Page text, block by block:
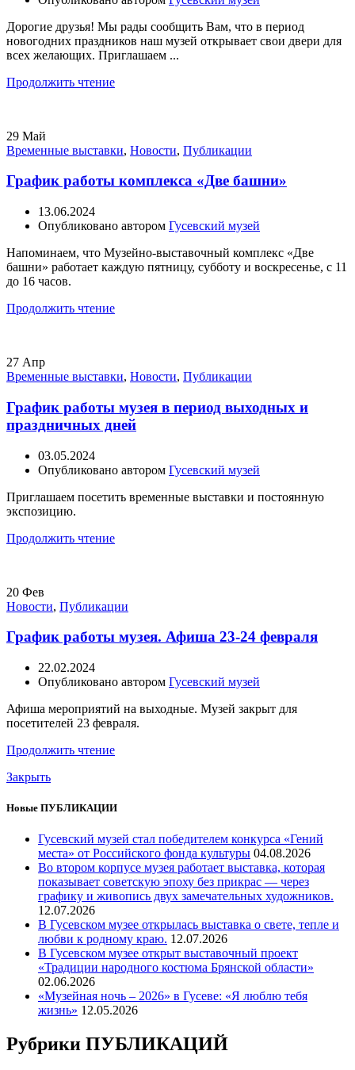
Дорогие друзья! Мы рады сообщить Вам, что в период
новогодних праздников наш музей открывает свои двери для
всех желающих. Приглашаем ...
Продолжить чтение
29 Май
Временные выставки, Новости, Публикации
График работы комплекса «Две башни»
13.06.2024
Опубликовано автором Гусевский музей
Напоминаем, что Музейно-выставочный комплекс «Две
башни» работает каждую пятницу, субботу и воскресенье, с 11
до 16 часов.
Продолжить чтение
27 Апр
Временные выставки, Новости, Публикации
График работы музея в период выходных и
праздничных дней
03.05.2024
Опубликовано автором Гусевский музей
Приглашаем посетить временные выставки и постоянную
экспозицию.
Продолжить чтение
20 Фев
Новости, Публикации
График работы музея. Афиша 23-24 февраля
22.02.2024
Опубликовано автором Гусевский музей
Афиша мероприятий на выходные. Музей закрыт для
посетителей 23 февраля.
Продолжить чтение
Закрыть
Новые ПУБЛИКАЦИИ
Гусевский музей стал победителем конкурса «Гений
места» от Российского фонда культуры 04.08.2026
Во втором корпусе музея работает выставка, которая
показывает советскую эпоху без прикрас — через
графику и живопись двух замечательных художников.
12.07.2026
В Гусевском музее открылась выставка о свете, тепле и
любви к родному краю. 12.07.2026
В Гусевском музее открыт выставочный проект
«Традиции народного костюма Брянской области»
02.06.2026
«Музейная ночь – 2026» в Гусеве: «Я люблю тебя
жизнь» 12.05.2026
Рубрики ПУБЛИКАЦИЙ